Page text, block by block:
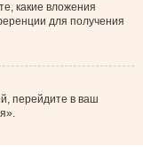
какие вложения
для получения
перейдите в ваш